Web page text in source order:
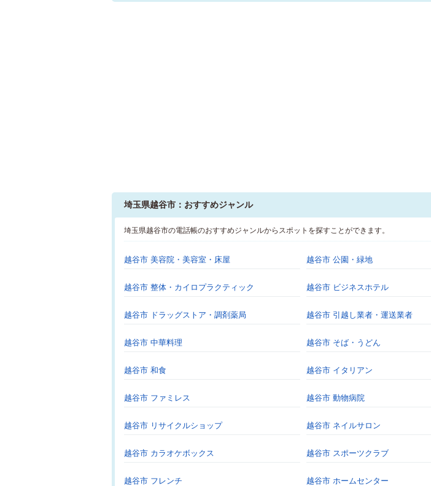
埼玉県越谷市：おすすめジャンル
埼玉県越谷市の電話帳のおすすめジャンルからスポットを探すことができます。
越谷市 美容院・美容室・床屋 越谷市 公園・緑地
越谷市 整体・カイロプラクティック 越谷市 ビジネスホテル
越谷市 ドラッグストア・調剤薬局 越谷市 引越し業者・運送業者
越谷市 中華料理 越谷市 そば・うどん
越谷市 和食 越谷市 イタリアン
越谷市 ファミレス 越谷市 動物病院
越谷市 リサイクルショップ 越谷市 ネイルサロン
越谷市 カラオケボックス 越谷市 スポーツクラブ
越谷市 フレンチ 越谷市 ホームセンター